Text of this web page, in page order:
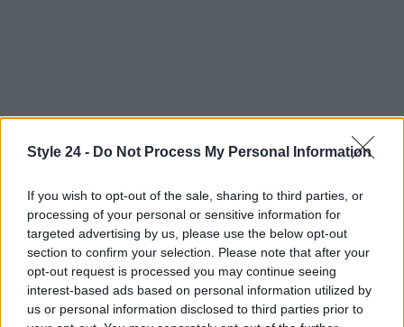
Style 24 - Do Not Process My Personal Information
If you wish to opt-out of the sale, sharing to third parties, or
processing of your personal or sensitive information for
targeted advertising by us, please use the below opt-out
section to confirm your selection. Please note that after your
opt-out request is processed you may continue seeing
interest-based ads based on personal information utilized by
us or personal information disclosed to third parties prior to
AUTORE